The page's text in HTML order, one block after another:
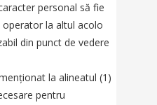
personal să fie
la altul acolo
din punct de vedere
la alineatul (1)
pentru